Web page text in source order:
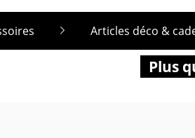
Articles déco &
Plus